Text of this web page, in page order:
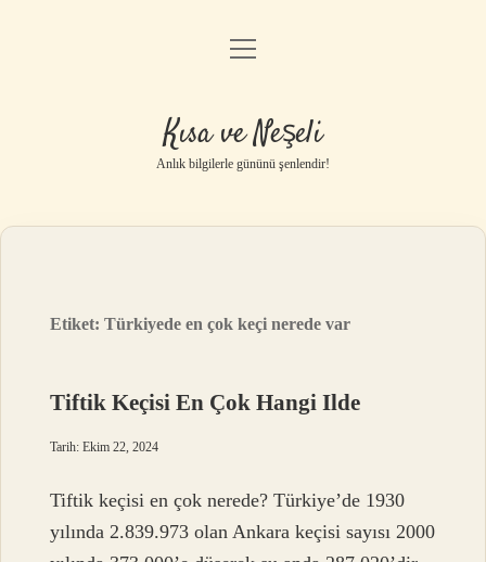
Anasayfa
Yasal Uyarı
menüyü
Kısa ve Neşeli
Anlık bilgilerle gününü şenlendir!
Etiket:Türkiyede en çok keçi nerede var
Tiftik Keçisi En Çok Hangi Ilde
Tarih: Ekim 22, 2024
Tiftik keçisi en çok nerede? Türkiye’de 1930
yılında 2.839.973 olan Ankara keçisi sayısı 2000